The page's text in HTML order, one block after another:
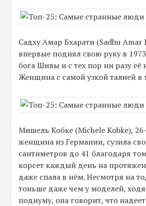
Садху Амар Бхарати (Sadhu Amar
впервые поднял свою руку в
бога Шивы и с тех пор ни разу её
Женщина с самой узкой талией в
Мишель Кобке (Michele Kobke),
женщина из Германии, сузила
сантиметров до 41 благодаря
корсет каждый день на
даже спала в нём. Несмотря на
тоньше даже чем у моделей,
подиуму, она говорит, что